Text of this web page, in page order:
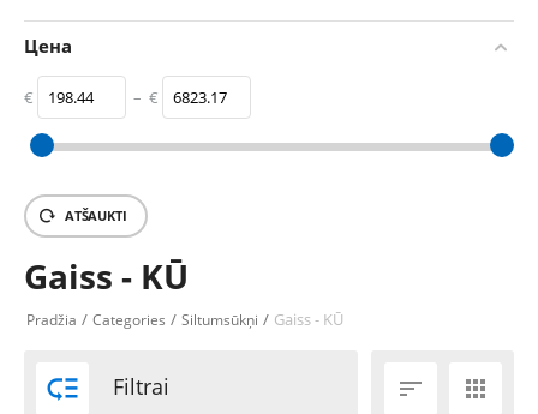
Цена
€ – €
198.44 6823.17
ATŠAUKTI
Gaiss - KŪ
Pradžia / Categories / Siltumsūkņi / Gaiss - KŪ
 Filtrai  